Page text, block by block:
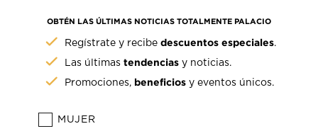
OBTÉN LAS ÚLTIMAS NOTICIAS TOTALMENTE PALACIO
Regístrate y recibedescuentos especiales.
Las últimastendencias y noticias.
Promociones, beneficios y eventos únicos.
MUJER